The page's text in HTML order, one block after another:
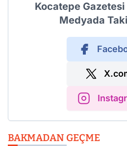
Kocatepe
Medyada
BAKMADAN GEÇME